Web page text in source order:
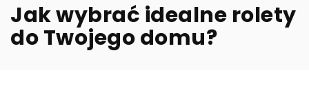
Jak wybrać idealne rolety
do Twojego domu?